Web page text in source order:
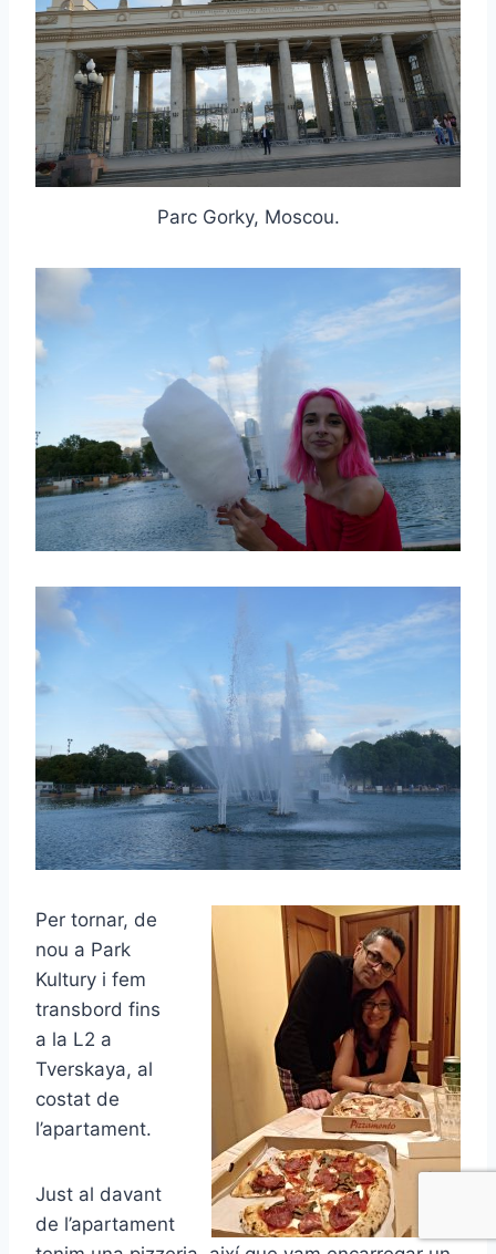
Parc Gorky, Moscou.
Per tornar, de
nou a Park
Kultury i fem
transbord fins
a la L2 a
Tverskaya, al
costat de
l’apartament.
Just al davant
de l’apartament